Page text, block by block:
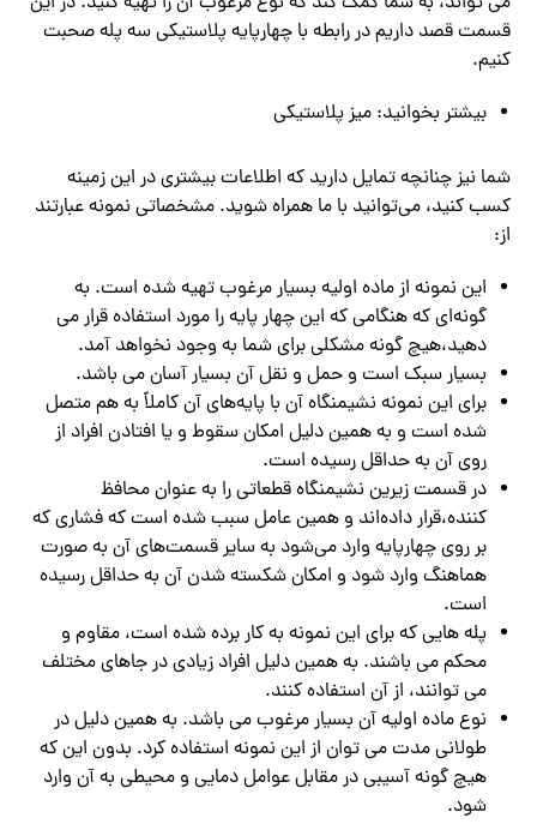
قسمت قصد داریم در رابطه با چهارپایه پلاستیکی سه پله صحبت
کنیم.
بیشتر بخوانید: میز پلاستیکی
شما نیز چنانچه تمایل دارید که اطلاعات بیشتری در این زمینه
کسب کنید، می‌توانید با ما همراه شوید. مشخصاتی نمونه عبارتند
از:
این نمونه از ماده اولیه بسیار مرغوب تهیه شده است. به
گونه‌ای که هنگامی که این چهار پایه را مورد استفاده قرار می
دهید،هیچ گونه مشکلی برای شما به وجود نخواهد آمد.
بسیار سبک است و حمل و نقل آن بسیار آسان می باشد.
برای این نمونه نشیمنگاه آن با پایه‌های آن کاملاً به هم متصل
شده است و به همین دلیل امکان سقوط و یا افتادن افراد از
روی آن به حداقل رسیده است.
در قسمت زیرین نشیمنگاه قطعاتی را به عنوان محافظ
کننده،قرار داده‌اند و همین عامل سبب شده است که فشاری که
بر روی چهارپایه وارد می‌شود به سایر قسمت‌های آن به صورت
هماهنگ وارد شود و امکان شکسته شدن آن به حداقل رسیده
است.
پله هایی که برای این نمونه به کار برده شده است، مقاوم و
محکم می باشند. به همین دلیل افراد زیادی در جاهای مختلف
می توانند، از آن استفاده کنند.
نوع ماده اولیه آن بسیار مرغوب می باشد. به همین دلیل در
طولانی مدت می توان از این نمونه استفاده کرد. بدون این که
هیچ گونه آسیبی در مقابل عوامل دمایی و محیطی به آن وارد
شود.